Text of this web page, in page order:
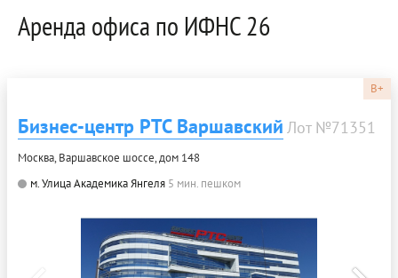
Аренда офиса по ИФНС 26
B+
Бизнес-центр РТС Варшавский Лот №71351
Москва, Варшавское шоссе, дом 148
м. Улица Академика Янгеля 5 мин. пешком